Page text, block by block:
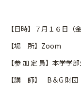
【日時】７月１６日（
【場 所】Zoom
【参 加 定 員】本学学
【講 師】 B＆G 財団